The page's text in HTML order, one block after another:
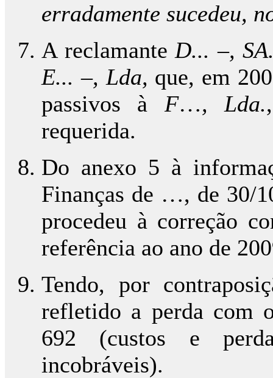
erradamente sucedeu,
A reclamanteD... –,
E... –, Lda, que, em
passivos à F…, Lda.
requerida.
Do anexo 5 à
Finanças de …, de 30/
procedeu à correção
referência ao ano de
Tendo, por
refletido a perda com
692 (custos e
incobráveis).